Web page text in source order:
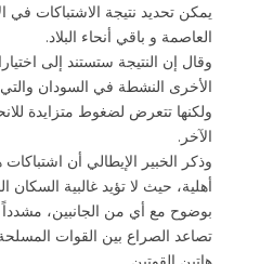
يمكن تحديد نتيجة الاشتباكات في
العاصمة و باقي أنحاء البلاد.
وقال إن النتيجة ستستند إلى
الأخرى النشطة في السودان
ولكنها تتعرض لضغوط متزايدة
الآخر.
وذكر الخبير الإيطالي أن
أهلية، حيث لا تؤيد غالبية السكان
بوضوح مع أي من الجانبين،
تصاعد الصراع بين القوات